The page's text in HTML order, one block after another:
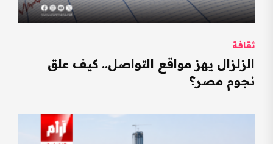
ثقافة
الزلزال يهز مواقع التواصل.. كيف علق
نجوم مصر؟